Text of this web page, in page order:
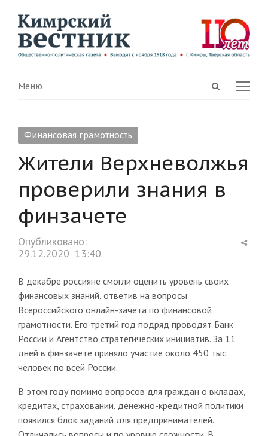
Open
Menu
Меню
Финансовая грамотность
Жители Верхневолжья
проверили знания в
финзачете
Опубликовано:
29.12.2020 13:40
В декабре россияне смогли оценить уровень своих
финансовых знаний, ответив на вопросы
Всероссийского онлайн-зачета по финансовой
грамотности. Его третий год подряд проводят Банк
России и Агентство стратегических инициатив. За 11
дней в финзачете приняло участие около 450 тыс.
человек по всей России.
В этом году помимо вопросов для граждан о вкладах,
кредитах, страховании, денежно-кредитной политики
появился блок заданий для предпринимателей.